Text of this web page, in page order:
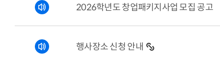
2026학년도 창업패키지사업 모집 공고
행사장소 신청 안내